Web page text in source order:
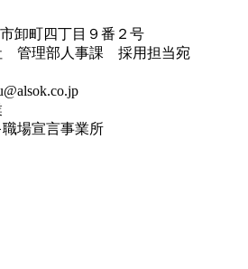
卸町四丁目９番２号
管理部人事課 採用担当宛
職場宣言事業所